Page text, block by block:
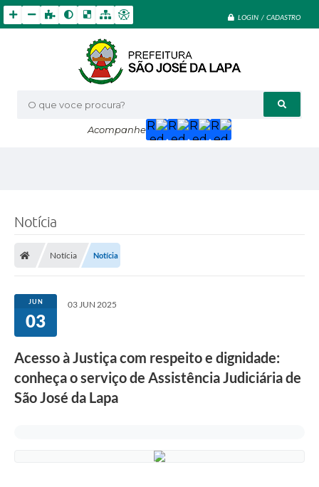
LOGIN / CADASTRO
O que voce procura?
Acompanhe
Notícia
Notícia Notícia
JUN
03
03 JUN 2025
Acesso à Justiça com respeito e dignidade:
conheça o serviço de Assistência Judiciária de
São José da Lapa